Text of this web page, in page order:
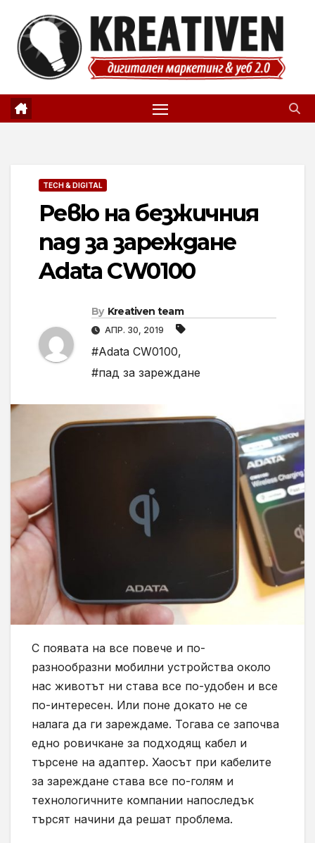
content
TECH & DIGITAL
Ревю на безжичния
пад за зареждане
Adata CW0100
By Kreativen team
АПР. 30, 2019
#Adata CW0100,
#пад за зареждане
С появата на все повече и по-
разнообразни мобилни устройства около
нас животът ни става все по-удобен и все
по-интересен. Или поне докато не се
налага да ги зареждаме. Тогава се започва
едно ровичкане за подходящ кабел и
търсене на адаптер. Хаосът при кабелите
за зареждане става все по-голям и
технологичните компании напоследък
търсят начини да решат проблема.